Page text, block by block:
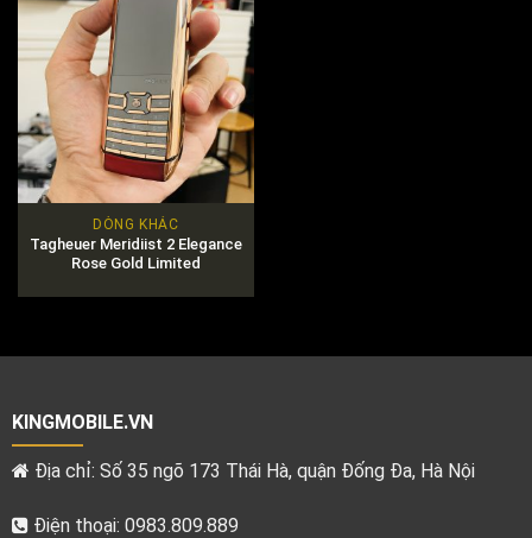
DÒNG KHÁC
Tagheuer Meridiist 2 Elegance
Rose Gold Limited
KINGMOBILE.VN
Địa chỉ: Số 35 ngõ 173 Thái Hà, quận Đống Đa, Hà Nội
Điện thoại: 0983.809.889